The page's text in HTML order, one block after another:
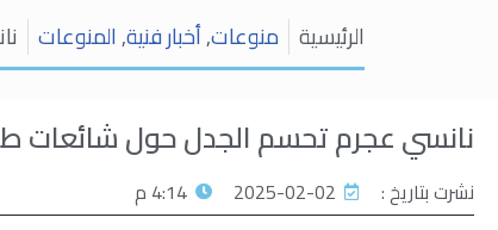
الرئيسية منوعات,أخبار فنية,المنوعات
نانسي عجرم تحسم الجدل حول شائعات
نشرت بتاريخ : 2025-02-02 4:14 م